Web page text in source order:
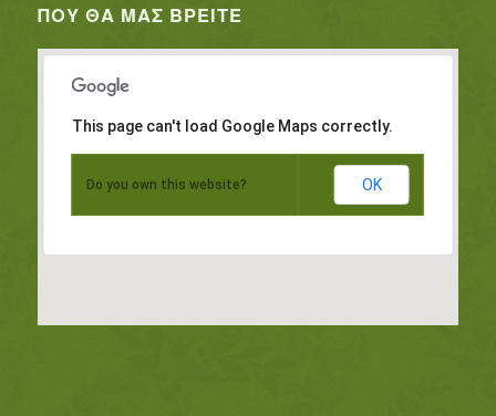
ΠΟΥ ΘΑ ΜΑΣ ΒΡΕΊΤΕ
This page can't load Google Maps correctly.
Do you own this website? OK